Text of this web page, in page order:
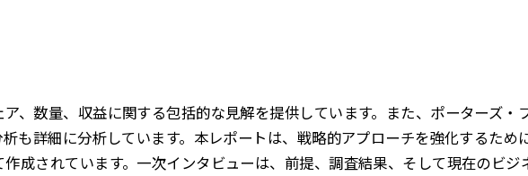
、数量、収益に関する包括的な見解を提供しています。また、ポーターズ・
も詳細に分析しています。本レポートは、戦略的アプローチを強化するため
成されています。一次インタビューは、前提、調査結果、そして現在のビジ